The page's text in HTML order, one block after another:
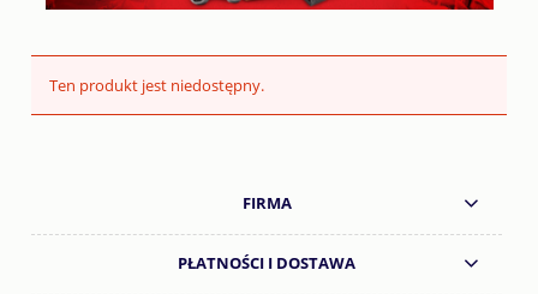
Ten produkt jest niedostępny.
FIRMA
PŁATNOŚCI I DOSTAWA